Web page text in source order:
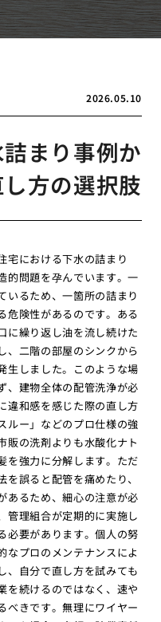
2026.05.10
まり事例か
方の選択肢
宅における下水の詰まり
的問題を孕んでいます。一
いるため、一箇所の詰まり
危険性があるのです。ある
に繰り返し油を流し続けた
、二階の部屋のシンクから
生しました。このような場
、建物全体の配管洗浄が必
違和感を感じた際の直し方
ルー」などのプロ仕様の強
販の洗剤よりも水酸化ナト
を強力に分解します。ただ
誤ると配管を痛めたり、
あるため、細心の注意が必
管理組合が定期的に実施し
必要があります。個人の努
なプロのメンテナンスによ
、自分で直し方を試みても
を続けるのではなく、速や
べきです。無理にワイヤー